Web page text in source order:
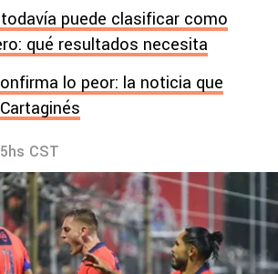
puede clasificar como
qué resultados necesita
lo peor: la noticia que
CST